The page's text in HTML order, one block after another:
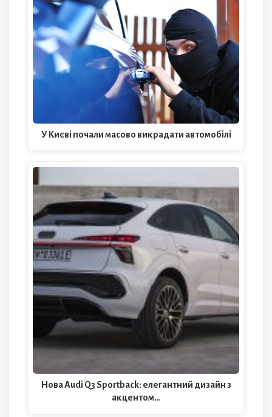
У Києві почали масово викрадати автомобілі
Нова Audi Q3 Sportback: елегантний дизайн з
акцентом…